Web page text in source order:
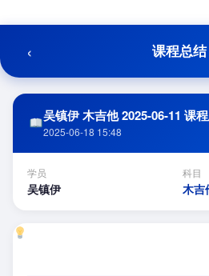
至
容
‹ 课程总结
吴镇伊 木吉他 2025-06-11 课
2025-06-18 15:48
学员
吴镇伊
科目
木吉